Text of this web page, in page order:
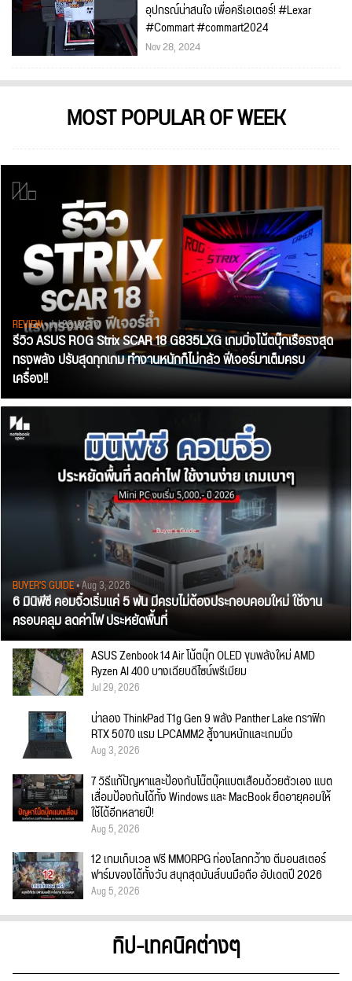
อุปกรณ์น่าสนใจ เพื่อครีเอเตอร์! #Lexar
#Commart #commart2024
Nov 28, 2024
MOST POPULAR OF WEEK
REVIEW• Jul 28, 2026
รีวิว ASUS ROG Strix SCAR 18 G835LXG เกมมิ่งโน้ตบุ๊กเรือธงสุด
ทรงพลัง ปรับสุดทุกเกม ทำงานหนักก็ไม่กลัว ฟีเจอร์มาเต็มครบ
เครื่อง!!
BUYER'S GUIDE• Aug 3, 2026
6 มินิพีซี คอมจิ๋วเริ่มแค่ 5 พัน มีครบไม่ต้องประกอบคอมใหม่ ใช้งาน
ครอบคลุม ลดค่าไฟ ประหยัดพื้นที่
ASUS Zenbook 14 Air โน้ตบุ๊ก OLED ขุมพลังใหม่ AMD
Ryzen AI 400 บางเฉียบดีไซน์พรีเมียม
Jul 29, 2026
น่าลอง ThinkPad T1g Gen 9 พลัง Panther Lake กราฟิก
RTX 5070 แรม LPCAMM2 สู้งานหนักและเกมมิ่ง
Aug 3, 2026
7 วิธีแก้ปัญหาและป้องกันโน๊ตบุ๊คแบตเสื่อมด้วยตัวเอง แบต
เสื่อมป้องกันได้ทั้ง Windows และ MacBook ยืดอายุคอมให้
ใช้ได้อีกหลายปี!
Aug 5, 2026
12 เกมเก็บเวล ฟรี MMORPG ท่องโลกกว้าง ตีมอนสเตอร์
ฟาร์มของได้ทั้งวัน สนุกสุดมันส์บนมือถือ อัปเดตปี 2026
Aug 5, 2026
ทิป-เทคนิคต่างๆ